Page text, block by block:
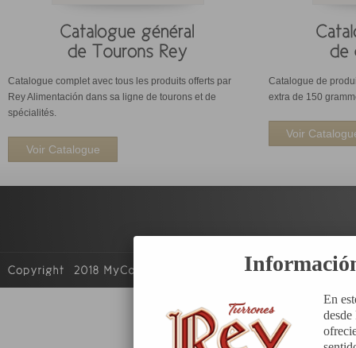
Catalogue complet avec tous les produits offerts par
Rey Alimentación dans sa ligne de tourons et de
spécialités.
Voir Catalogue
Catalogue de
extra de 150
Voir
En